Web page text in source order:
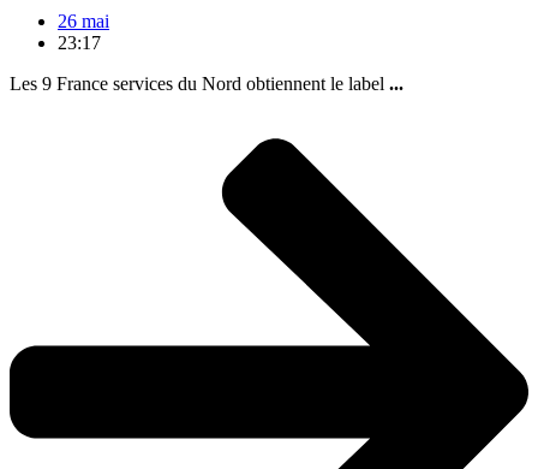
26 mai
23:17
Les 9 France services du Nord obtiennent le label ...